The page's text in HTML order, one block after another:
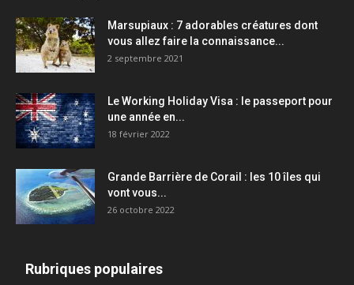
Marsupiaux : 7 adorables créatures dont
vous allez faire la connaissance...
2 septembre 2021
Le Working Holiday Visa : le passeport pour
une année en...
18 février 2022
Grande Barrière de Corail : les 10 îles qui
vont vous...
26 octobre 2022
Rubriques populaires